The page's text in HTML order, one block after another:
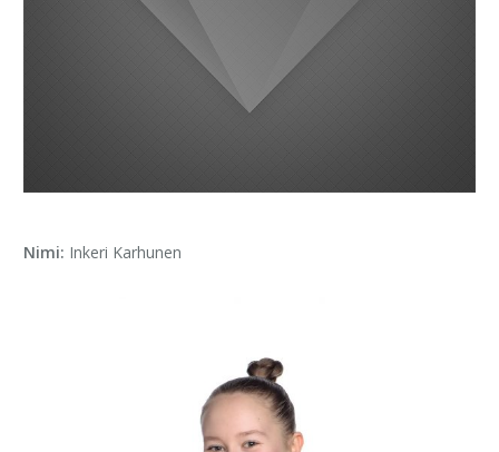
Nimi: Inkeri Karhunen